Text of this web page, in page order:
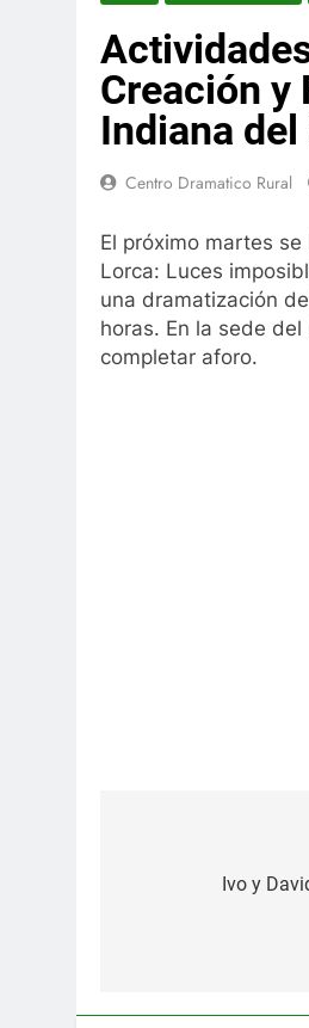
Creación y
Indiana del
Centro Dramatico Rural
El próximo martes se
Lorca: Luces
una dramatización
horas. En la sede
completar aforo.
Ivo y